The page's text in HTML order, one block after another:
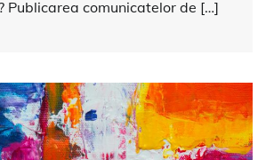
Publicarea comunicatelor de […]